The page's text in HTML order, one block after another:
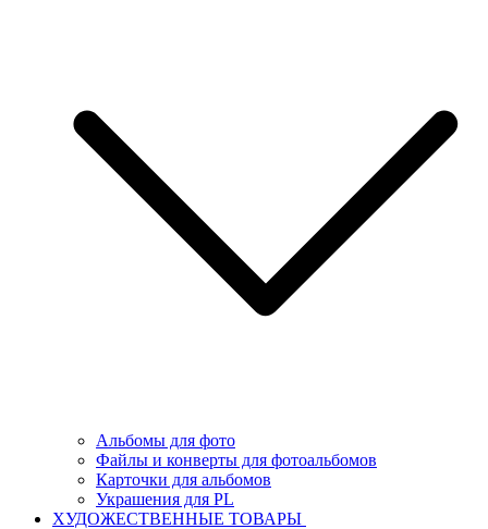
Альбомы для фото
Файлы и конверты для фотоальбомов
Карточки для альбомов
Украшения для PL
ХУДОЖЕСТВЕННЫЕ ТОВАРЫ